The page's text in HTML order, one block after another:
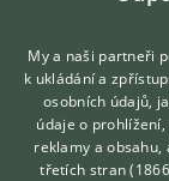
My a naši partneři
k ukládání a
osobních údajů,
údaje o
reklamy a obsahu,
třetích stran